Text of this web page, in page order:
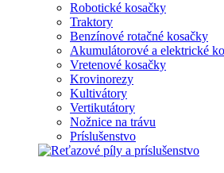
Robotické kosačky
Traktory
Benzínové rotačné kosačky
Akumulátorové a elektrické
Vretenové kosačky
Krovinorezy
Kultivátory
Vertikutátory
Nožnice na trávu
Príslušenstvo